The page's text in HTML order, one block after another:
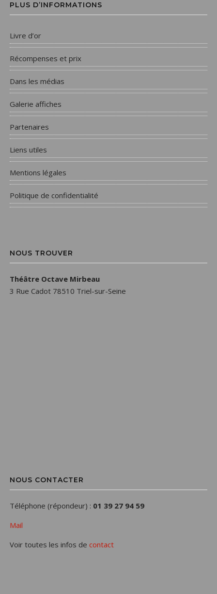
PLUS D’INFORMATIONS
Livre d’or
Récompenses et prix
Dans les médias
Galerie affiches
Partenaires
Liens utiles
Mentions légales
Politique de confidentialité
NOUS TROUVER
Théâtre Octave Mirbeau
3 Rue Cadot 78510 Triel-sur-Seine
NOUS CONTACTER
Téléphone (répondeur) : 01 39 27 94 59
Mail
Voir toutes les infos de contact